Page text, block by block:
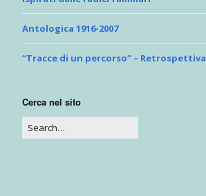
Antologica 1916-2007
“Tracce di un percorso” – Retrospettiva
Cerca nel sito